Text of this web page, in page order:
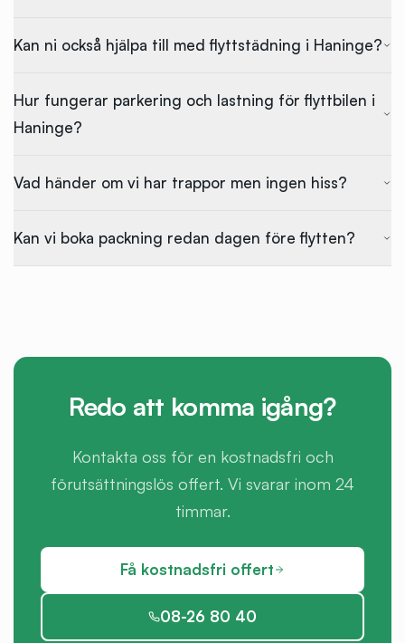
Kan ni också hjälpa till med flyttstädning i Haninge?
Hur fungerar parkering och lastning för flyttbilen i
Haninge?
Vad händer om vi har trappor men ingen hiss?
Kan vi boka packning redan dagen före flytten?
Redo att komma igång?
Kontakta oss för en kostnadsfri och
förutsättningslös offert. Vi svarar inom 24
timmar.
Få kostnadsfri offert
08-26 80 40